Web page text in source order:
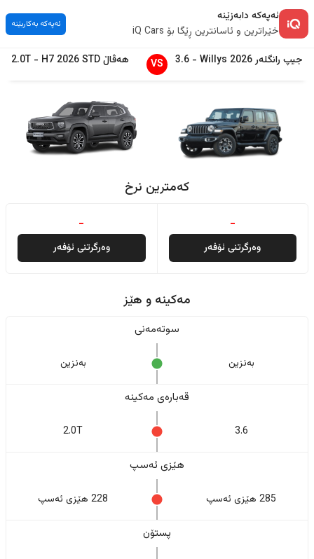
ئەپەکە دابەزێنە
خێراترین و ئاسانترین ڕێگا بۆ iQ Cars
ئەپەکە بەکاربێنە
جیپ رانگلەر2026
Willys
-
3.6
VS هەڤاڵ H7 2026STD
-
2.0T
کەمترین نرخ
-
وەرگرتنی ئۆفەر
-
وەرگرتنی ئۆفەر
مەکینە و هێز
سوتەمەنی
بەنزین بەنزین
قەبارەی مەکینە
3.6
2.0T
هێزی ئەسپ
285 هێزی ئەسپ 228 هێزی ئەسپ
پستۆن